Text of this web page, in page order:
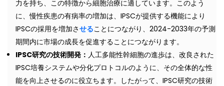
力を持ち、この特徴から細胞治療に適しています。このよう
に、慢性疾患の有病率の増加は、IPSCが提供する機能により
IPSCの採用を増加させることにつながり、2024-2033年の予測
期間内に市場の成長を促進することにつながります。
IPSC研究の技術開発： 人工多能性幹細胞の進歩は、改良された
IPSC培養システムや分化プロトコルのように、その全体的な性
能を向上させるのに役立ちます。したがって、IPSC研究の技術